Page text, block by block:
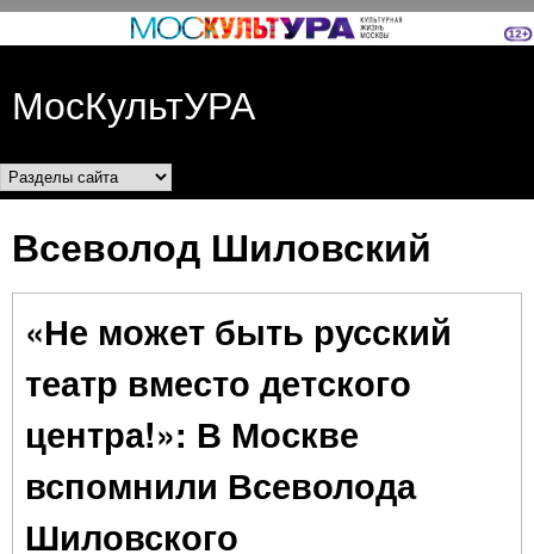
Перейти к основному
МосКультУРА
Разделы сайта
Всеволод Шиловский
«Не может быть русский
театр вместо детского
центра!»: В Москве
вспомнили Всеволода
Шиловского